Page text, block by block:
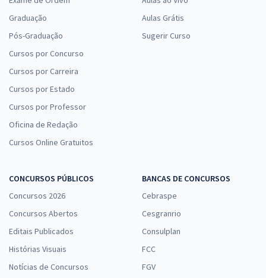
Graduação
Pós-Graduação
Cursos por Concurso
Cursos por Carreira
Cursos por Estado
Cursos por Professor
Oficina de Redação
Cursos Online Gratuitos
Aulas Grátis
Sugerir Curso
CONCURSOS PÚBLICOS
Concursos 2026
Concursos Abertos
Editais Publicados
Histórias Visuais
Notícias de Concursos
BANCAS DE CONCURSOS
Cebraspe
Cesgranrio
Consulplan
FCC
FGV